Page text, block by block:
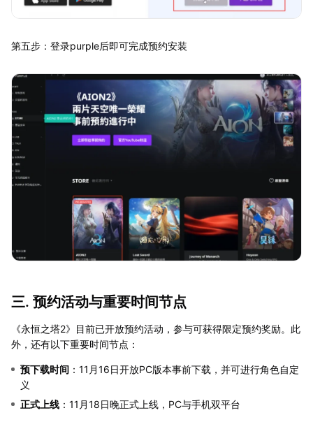
第五步：登录purple后即可完成预约安装
三. 预约活动与重要时间节点
《永恒之塔2》目前已开放预约活动，参与可获得限定预约奖励。此
外，还有以下重要时间节点：
预下载时间 ：11月16日开放PC版本事前下载，并可进行角色自定
义
正式上线 ：11月18日晚正式上线，PC与手机双平台